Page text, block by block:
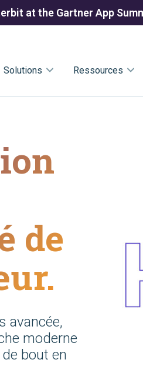
Solutions Ressources
at the Gartner App
de
avancée,
moderne
bout en